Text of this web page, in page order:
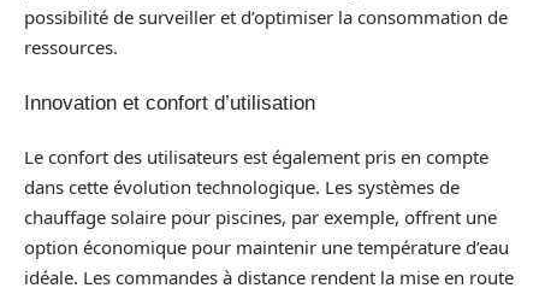
possibilité de surveiller et d’optimiser la consommation de
ressources.
Innovation et confort d’utilisation
Le confort des utilisateurs est également pris en compte
dans cette évolution technologique. Les systèmes de
chauffage solaire pour piscines, par exemple, offrent une
option économique pour maintenir une température d’eau
idéale. Les commandes à distance rendent la mise en route